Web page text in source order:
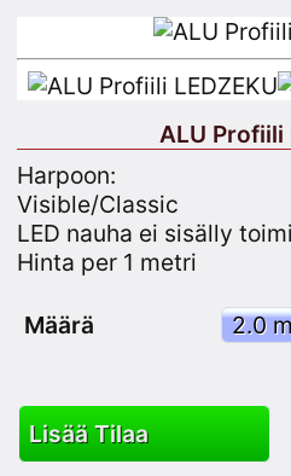
Facebook
Rekisteröidy
Tavarat
ALU Profiili
Harpoon:
Visible/Classic
LED nauha ei sisälly
Hinta per 1 metri
Määrä
Lisää Tilaa